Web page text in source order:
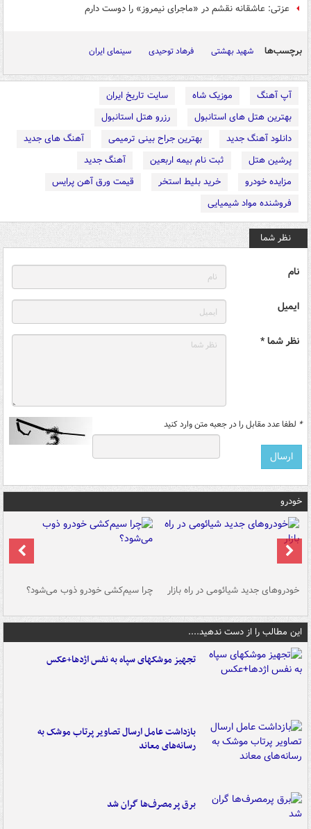
عزتی: عاشقانه نقشم در «ماجرای نیمروز» را دوست دارم
برچسب‌ها شهید بهشتی فرهاد توحیدی سینمای ایران
آپ آهنگ موزیک شاه
سایت تاریخ ایران
بهترین هتل های استانبول
رزرو هتل استانبول
دانلود آهنگ جدید
بهترین جراح بینی ترمیمی
آهنگ های جدید
پرشین هتل
ثبت نام بیمه اربعین
آهنگ جدید
مزایده خودرو
خرید بلیط استخر
قیمت ورق آهن پرایس
فروشنده مواد شیمیایی
نظر شما
نام
ایمیل
نظر شما *
* لطفا عدد مقابل را در جعبه متن وارد کنید
خودرو
خودروهای جدید شیائومی در راه بازار چرا سیم‌کشی خودرو ذوب می‌شود؟
این مطالب را از دست ندهید....
تجهیز موشکهای سپاه به نفس اژدها+عکس
بازداشت عامل ارسال تصاویر پرتاب موشک به
رسانه‌های معاند
برق پرمصرف‌ها گران شد